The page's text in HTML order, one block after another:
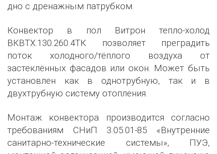
дно с дренажным патрубком.
Конвектор в пол Витрон тепло-холод
ВКВТХ.130.260.4ТК позволяет преградить
поток холодного/тёплого воздуха от
застеклённых фасадов или окон. Может быть
установлен как в однотрубную, так и в
двухтрубную систему отопления.
Монтаж конвектора производится согласно
требованиям СНиП 3.05.01-85 «Внутренние
санитарно-технические системы», ПУЭ,